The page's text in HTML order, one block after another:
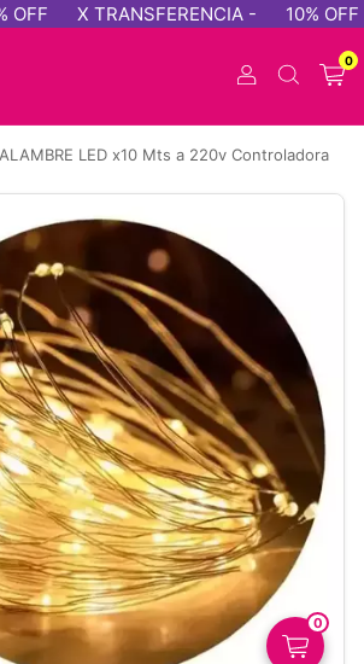
X TRANSFERENCIA - 10% OFF -
0
ALAMBRE LED x10 Mts a 220v Controladora
0